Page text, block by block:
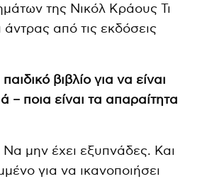
της Νικόλ Κράους Τι
άντρας από τις εκδόσεις
βιβλίο για να είναι
– ποια είναι τα απαραίτητα
μην έχει εξυπνάδες. Και
για να ικανοποιήσει